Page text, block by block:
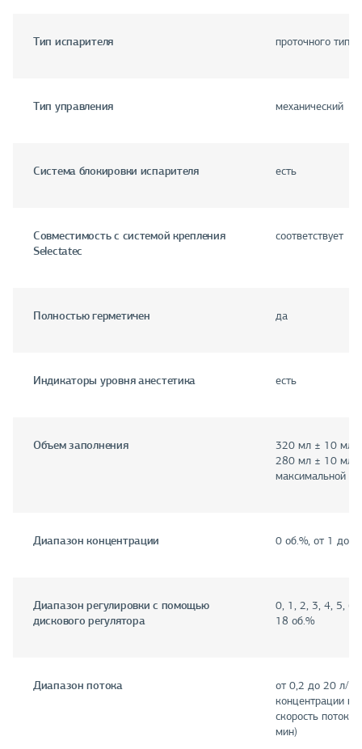
Тип испарителя проточного типа
Тип управления механический
Система блокировки испарителя есть
Совместимость с системой крепления
Selectatec
соответствует
Полностью герметичен да
Индикаторы уровня анестетика есть
Объем заполнения
320 мл ± 10 мл
280 мл ± 10 мл
максимальной
Диапазон концентрации 0 об.%, от 1 до
Диапазон регулировки с помощью
дискового регулятора
0, 1, 2, 3, 4, 5, 6,
18 об.%
Диапазон потока
от 0,2 до 20 л/
концентрации не
скорость потока
мин)